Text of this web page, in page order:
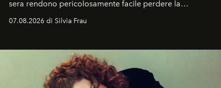
sera rendono pericolosamente facile perdere la
07.08.2026 di Silvia Frau